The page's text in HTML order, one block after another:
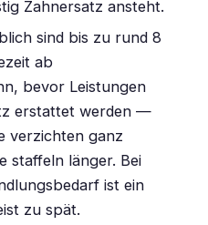
Zahnersatz ansteht.
sind bis zu rund 8
ab
bevor Leistungen
erstattet werden —
verzichten ganz
staffeln länger. Bei
ist ein
zu spät.